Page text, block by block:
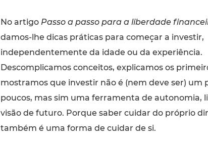
No artigo Passo a passo para a liberdade
damos-lhe dicas práticas para começar a investir,
independentemente da idade ou da experiência.
Descomplicamos conceitos, explicamos os
mostramos que investir não é (nem deve ser) um
poucos, mas sim uma ferramenta de autonomia,
visão de futuro. Porque saber cuidar do próprio
também é uma forma de cuidar de si.